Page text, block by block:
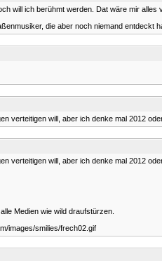
will ich berühmt werden. Dat wäre mir
die aber noch niemand entdeckt
verteitigen will, aber ich denke mal 2012
verteitigen will, aber ich denke mal 2012
Medien wie wild draufstürzen.
images/smilies/frech02.gif